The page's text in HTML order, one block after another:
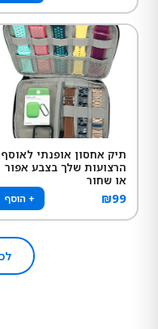
תיק אחסון אופנתי לאוסף
הרצועות שלך בצבע אפור
או שחור
₪99 + הוסף